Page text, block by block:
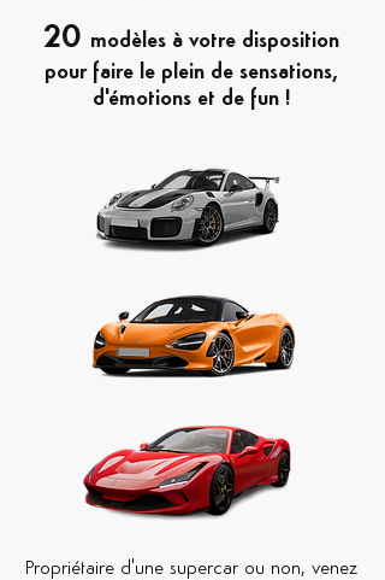
20 modèles à votre disposition
pour faire le plein de sensations,
d'émotions et de fun !
Propriétaire d'une supercar ou non, venez